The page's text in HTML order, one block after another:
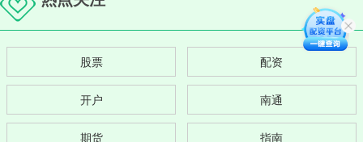
股票 配资
开户 南通
期货 指南